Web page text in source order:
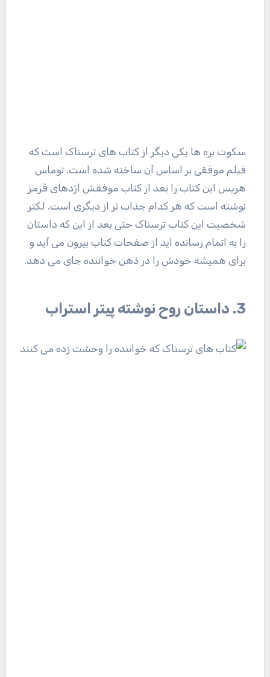
سکوت بره ها یکی دیگر از کتاب های ترسناک است که
فیلم موفقی بر اساس آن ساخته شده است. توماس
هریس این کتاب را بعد از کتاب موفقش اژدهای قرمز
نوشته است که هر کدام جذاب تر از دیگری است. لکتر
شخصیت این کتاب ترسناک حتی بعد از این که داستان
را به اتمام رسانده اید از صفحات کتاب بیرون می آید و
برای همیشه خودش را در ذهن خواننده جای می دهد.
3. داستان روح نوشته پیتر استراب